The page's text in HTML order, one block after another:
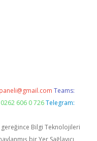
Teams:
606 0 726 Telegram:
gereğince Bilgi Teknolojileri
bir Yer Sağlayıcı